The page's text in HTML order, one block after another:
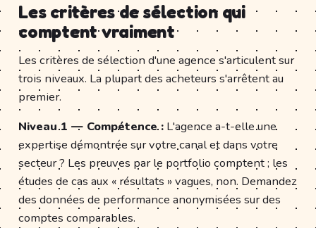
Les critères de sélection qui
comptent vraiment
Les critères de sélection d'une agence s'articulent sur
trois niveaux. La plupart des acheteurs s'arrêtent au
premier.
Niveau 1 — Compétence : L'agence a-t-elle une
expertise démontrée sur votre canal et dans votre
secteur ? Les preuves par le portfolio comptent ; les
études de cas aux « résultats » vagues, non. Demandez
des données de performance anonymisées sur des
comptes comparables.